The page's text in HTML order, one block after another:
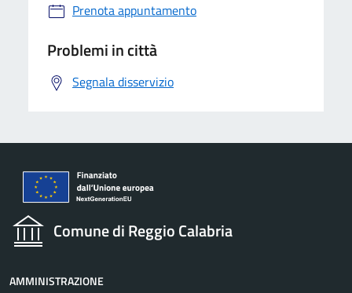
Prenota appuntamento
Problemi in città
Segnala disservizio
Comune di Reggio Calabria
AMMINISTRAZIONE